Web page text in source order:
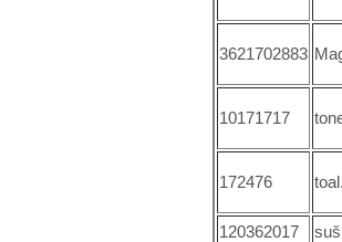
3621702883
10171717
172476
120362017